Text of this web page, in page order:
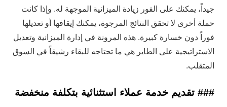
جيداً، يمكنك على الفور زيادة الميزانية الموجهة له. وإذا كانت
حملة أخرى لا تحقق النتائج المرجوة، يمكنك إيقافها أو تعديلها
فوراً دون خسارة كبيرة. هذه المرونة في إدارة الميزانية وتعديل
الاستراتيجية على الطاير هي ما تحتاجه للبقاء رشيقاً في السوق
المتقلب.
### تقديم خدمة عملاء استثنائية بتكلفة منخفضة